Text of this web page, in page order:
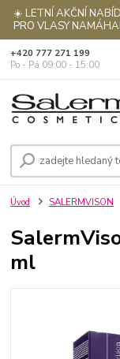
☀️ LETNÍ AKČNÍ
PRO VLASY
+420 777 271 199
Po - Pá 09:00 - 15:00
Úvod SALERMVISON
ml